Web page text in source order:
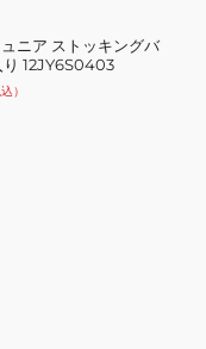
ニア ストッキングバ
り 12JY6S0403
）